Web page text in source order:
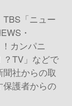
「ニュー
・
カンパニ
？TV」などで
社からの取
護者からの